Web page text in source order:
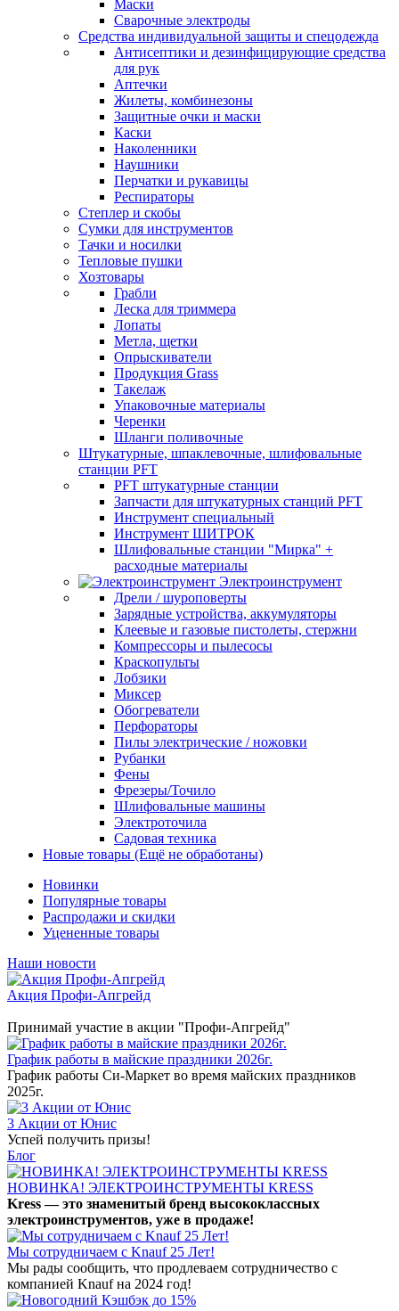
Маски
Сварочные электроды
Средства индивидуальной защиты и спецодежда
Антисептики и дезинфицирующие средства
для рук
Аптечки
Жилеты, комбинезоны
Защитные очки и маски
Каски
Наколенники
Наушники
Перчатки и рукавицы
Респираторы
Степлер и скобы
Сумки для инструментов
Тачки и носилки
Тепловые пушки
Хозтовары
Грабли
Леска для триммера
Лопаты
Метла, щетки
Опрыскиватели
Продукция Grass
Такелаж
Упаковочные материалы
Черенки
Шланги поливочные
Штукатурные, шпаклевочные, шлифовальные
станции PFT
PFT штукатурные станции
Запчасти для штукатурных станций PFT
Инструмент специальный
Инструмент ШИТРОК
Шлифовальные станции "Мирка" +
расходные материалы
Электроинструмент
Дрели / шуроповерты
Зарядные устройства, аккумуляторы
Клеевые и газовые пистолеты, стержни
Компрессоры и пылесосы
Краскопульты
Лобзики
Миксер
Обогреватели
Перфораторы
Пилы электрические / ножовки
Рубанки
Фены
Фрезеры/Точило
Шлифовальные машины
Электроточила
Садовая техника
Новые товары (Ещё не обработаны)
Новинки
Популярные товары
Распродажи и скидки
Уцененные товары
Наши новости
Акция Профи-Апгрейд
Принимай участие в акции "Профи-Апгрейд"
График работы в майские праздники 2026г.
График работы Си-Маркет во время майских праздников
2025г.
3 Акции от Юнис
Успей получить призы!
Блог
НОВИНКА! ЭЛЕКТРОИНСТРУМЕНТЫ KRESS
Kress — это знаменитый бренд высококлассных
электроинструментов, уже в продаже!
Мы сотрудничаем с Knauf 25 Лет!
Мы рады сообщить, что продлеваем сотрудничество с
компанией Knauf на 2024 год!